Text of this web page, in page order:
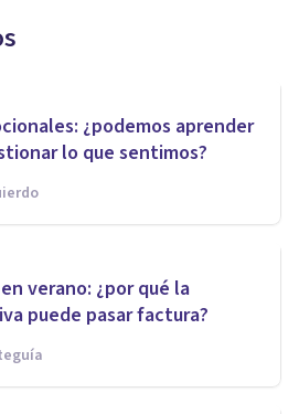
¿podemos aprender
lo que sentimos?
verano: ¿por qué la
puede pasar factura?